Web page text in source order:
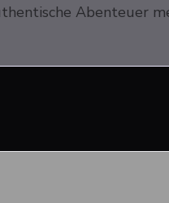
Abenteuer